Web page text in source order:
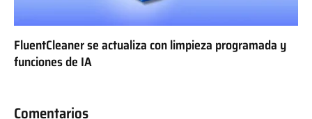
FluentCleaner se actualiza con limpieza programada y
funciones de IA
Comentarios